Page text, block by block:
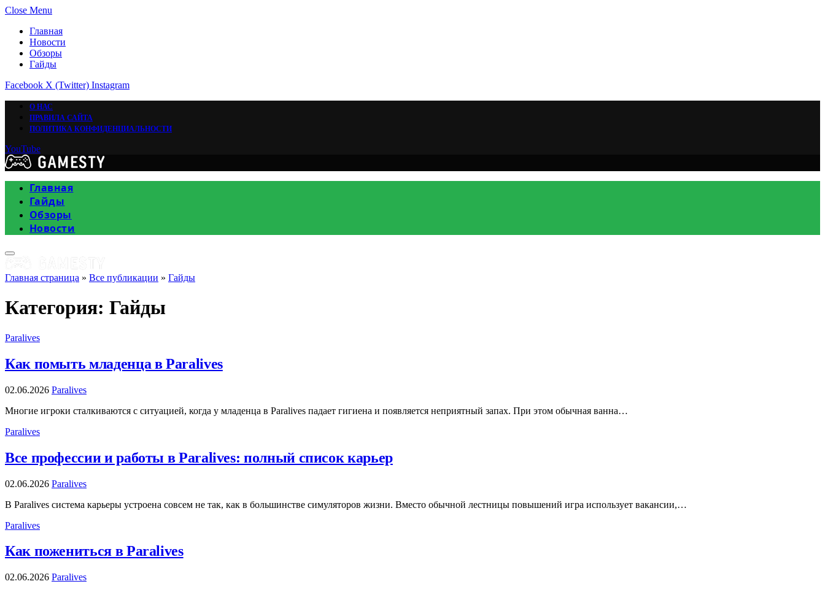
Close Menu
Главная
Новости
Обзоры
Гайды
Facebook X (Twitter) Instagram
О НАС
ПРАВИЛА САЙТА
ПОЛИТИКА КОНФИДЕНЦИАЛЬНОСТИ
YouTube
Главная
Гайды
Обзоры
Новости
Главная страница » Все публикации » Гайды
Категория: Гайды
Paralives
Как помыть младенца в Paralives
02.06.2026 Paralives
Многие игроки сталкиваются с ситуацией, когда у младенца в Paralives падает гигиена и появляется неприятный запах. При этом обычная ванна…
Paralives
Все профессии и работы в Paralives: полный список карьер
02.06.2026 Paralives
В Paralives система карьеры устроена совсем не так, как в большинстве симуляторов жизни. Вместо обычной лестницы повышений игра использует вакансии,…
Paralives
Как пожениться в Paralives
02.06.2026 Paralives